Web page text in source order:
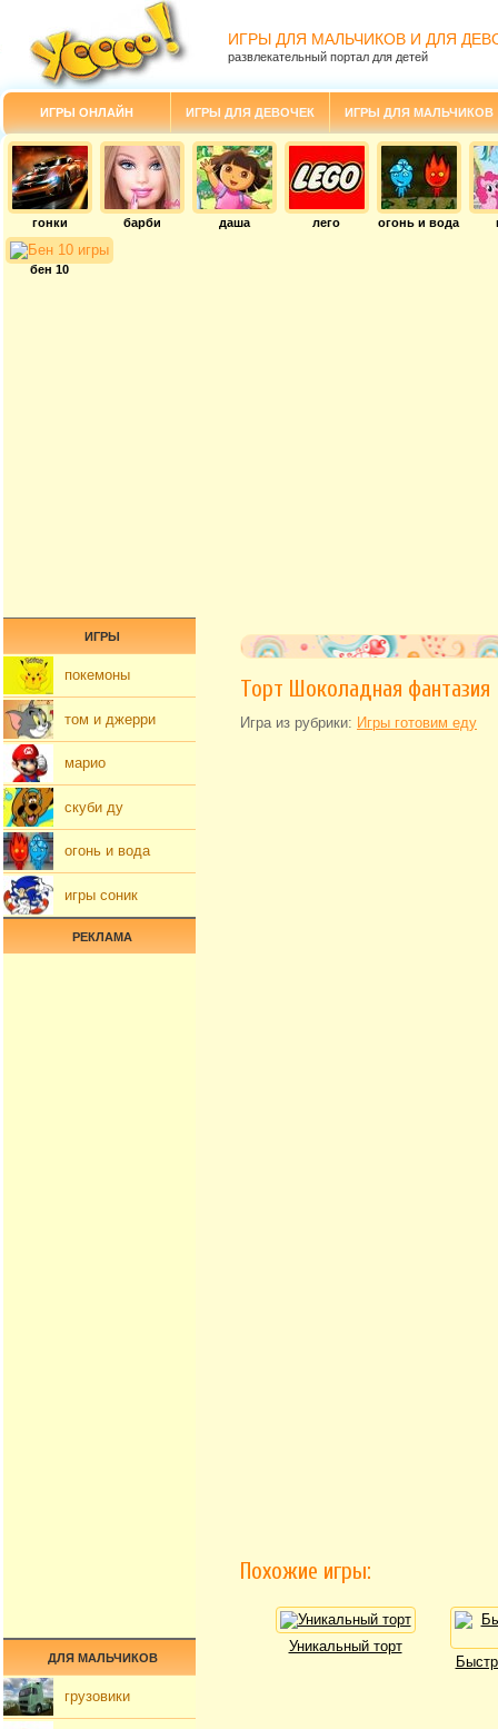
ИГРЫ ДЛЯ МАЛЬЧИКОВ И ДЛЯ
развлекательный портал для детей
ИГРЫ ОНЛАЙН ИГРЫ ДЛЯ ДЕВОЧЕК ИГРЫ ДЛЯ МАЛЬЧИКОВ
гонки барби даша лего огонь и вода
бен 10
Торт Шоколадная фантазия
Игра из рубрики: Игры готовим еду
Похожие игры:
Уникальный торт
ИГРЫ
покемоны
том и джерри
марио
скуби ду
огонь и вода
игры соник
РЕКЛАМА
ДЛЯ МАЛЬЧИКОВ
грузовики